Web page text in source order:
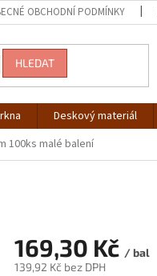
OBCHODNÍ PODMÍNKY
HLEDAT
Deskový materiál
100ks malé balení
169,30 Kč / bal
139,92 Kč bez DPH